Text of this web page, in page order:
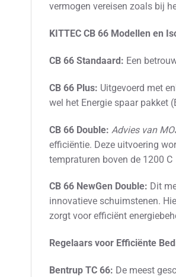
vermogen vereisen zoals bij
KITTEC CB 66 Modellen en
CB 66 Standaard: Een
CB 66 Plus: Uitgevoerd met
wel het Energie spaar pakket
CB 66 Double: Advies van
efficiëntie. Deze uitvoering
tempraturen boven de 1200 C
CB 66 NewGen Double: Dit
innovatieve schuimstenen.
zorgt voor efficiënt
Regelaars voor Efficiënte
Bentrup TC 66: De meest